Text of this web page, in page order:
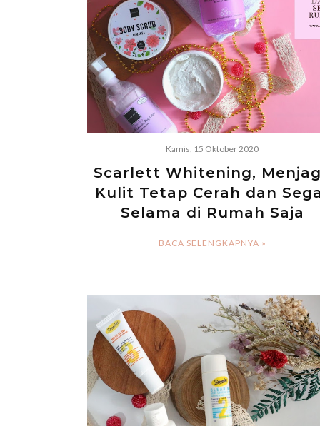
Kamis, 15 Oktober 2020
Scarlett Whitening,
Kulit Tetap Cerah dan
Selama di Rumah Saja
BACA SELENGKAPNYA »